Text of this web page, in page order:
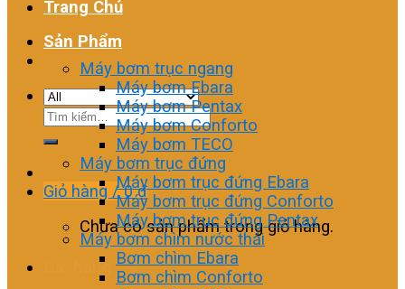
Tìm
Giỏ hàng /0₫
Chưa có sản phẩm trong giỏ hàng.
Giỏ hàng
Trang Chủ
Sản Phẩm
Máy bơm trục ngang
Máy bơm Ebara
Máy bơm Pentax
Máy bơm Conforto
Máy bơm TECO
Máy bơm trục đứng
Máy bơm trục đứng Ebara
Máy bơm trục đứng Conforto
Máy bơm trục đứng Pentax
Máy bơm chìm nước thải
Bơm chìm Ebara
Bơm chìm Conforto